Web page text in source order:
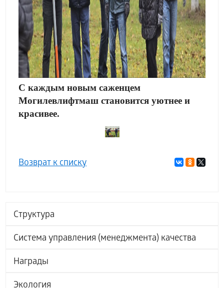
Структура
Система управления (менеджмента) качества
Награды
Экология
С каждым новым саженцем
Могилевлифтмаш становится уютнее и
красивее.
Возврат к списку